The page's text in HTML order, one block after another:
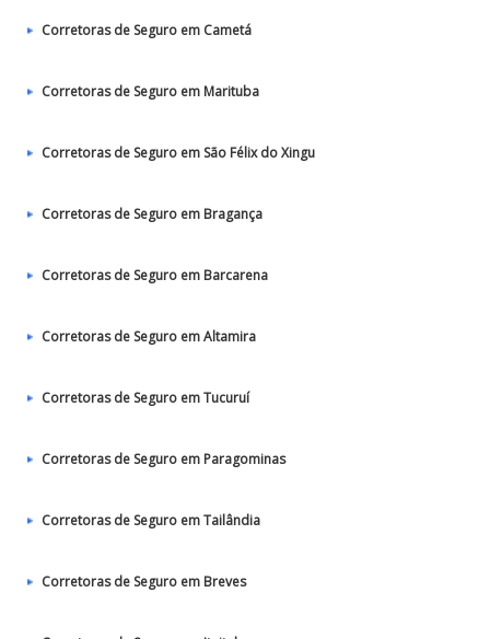
Corretoras de Seguro em Cametá
Corretoras de Seguro em Marituba
Corretoras de Seguro em São Félix do Xingu
Corretoras de Seguro em Bragança
Corretoras de Seguro em Barcarena
Corretoras de Seguro em Altamira
Corretoras de Seguro em Tucuruí
Corretoras de Seguro em Paragominas
Corretoras de Seguro em Tailândia
Corretoras de Seguro em Breves